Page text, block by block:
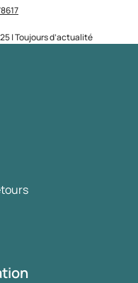
| Toujours d’actualité